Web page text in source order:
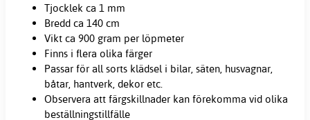
Tjocklek ca 1 mm
Bredd ca 140 cm
Vikt ca 900 gram per löpmeter
Finns i flera olika färger
Passar för all sorts klädsel i bilar, säten, husvagnar,
båtar, hantverk, dekor etc.
Observera att färgskillnader kan förekomma vid olika
beställningstillfälle